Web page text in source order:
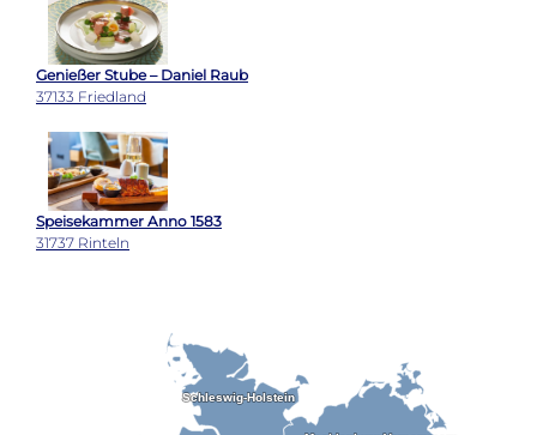
Genießer Stube – Daniel Raub
37133 Friedland
Speisekammer Anno 1583
31737 Rinteln
Schleswig-Holstein
Schleswig-Holstein